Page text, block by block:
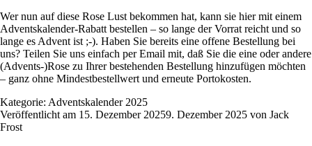
Wer nun auf diese Rose Lust bekommen hat, kann sie hiermit einem
Adventskalender-Rabatt bestellen – so lange der Vorrat reicht und so
lange es Advent ist ;-). Haben Sie bereits eine offene Bestellung bei
uns? Teilen Sie uns einfach per Email mit, daß Sie die eine oder andere
(Advents-)Rose zu Ihrer bestehenden Bestellung hinzufügen möchten
– ganz ohne Mindestbestellwert und erneute Portokosten.
Kategorie: Adventskalender 2025
Veröffentlicht am 15. Dezember 20259. Dezember 2025 von Jack
Frost